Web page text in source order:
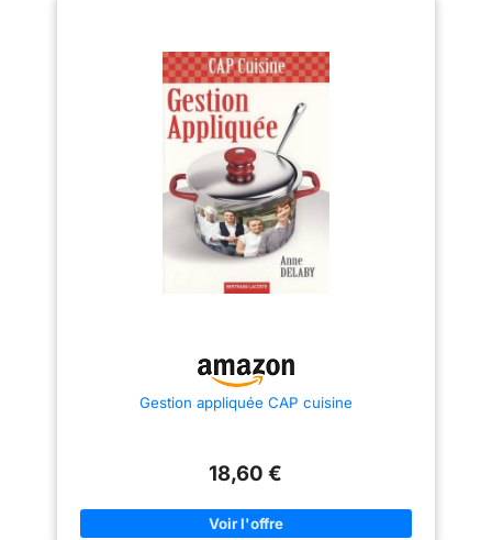
Gestion appliquée CAP cuisine
18,60 €